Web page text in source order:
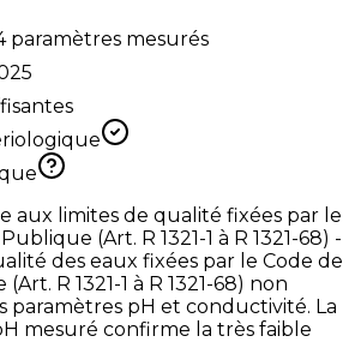
paramètres mesurés
aux limites de qualité fixées par le
(Art. R 1321-1 à R 1321-68) -
des eaux fixées par le Code de
R 1321-1 à R 1321-68) non
paramètres pH et conductivité. La
mesuré confirme la très faible